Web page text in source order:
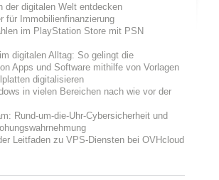
der digitalen Welt entdecken
für Immobilienfinanzierung
im PlayStation Store mit PSN
digitalen Alltag: So gelingt die
Apps und Software mithilfe von Vorlagen
digitalisieren
in vielen Bereichen nach wie vor der
Rund-um-die-Uhr-Cybersicherheit und
Leitfaden zu VPS-Diensten bei OVHcloud